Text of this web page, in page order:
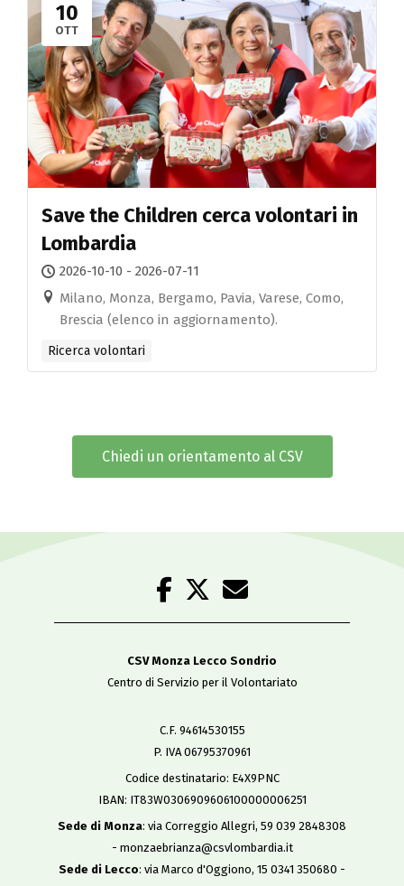
10
OTT
Save the Children cerca volontari in
Lombardia
2026-10-10 - 2026-07-11
Milano, Monza, Bergamo, Pavia, Varese, Como,
Brescia (elenco in aggiornamento).
Ricerca volontari
Chiedi un orientamento al CSV
CSV Monza Lecco Sondrio
Centro di Servizio per il Volontariato
C.F. 94614530155
P. IVA 06795370961
Codice destinatario: E4X9PNC
IBAN: IT83W0306909606100000006251
Sede di Monza: via Correggio Allegri, 59 039 2848308
- monzaebrianza@csvlombardia.it
Sede di Lecco: via Marco d'Oggiono, 15 0341 350680 -